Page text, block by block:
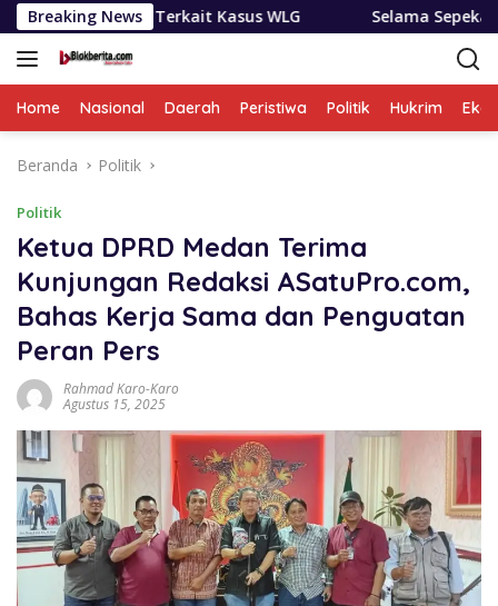
Langsung
ke
konten
Breaking News
Terkait Kasus WLG Selama Sepekan BNNP Sumut
Home Nasional Daerah Peristiwa Politik Hukrim
Beranda Politik
Politik
Ketua DPRD Medan Terima
Kunjungan Redaksi ASatuPro.com,
Bahas Kerja Sama dan Penguatan
Peran Pers
Rahmad Karo-Karo
Agustus 15, 2025